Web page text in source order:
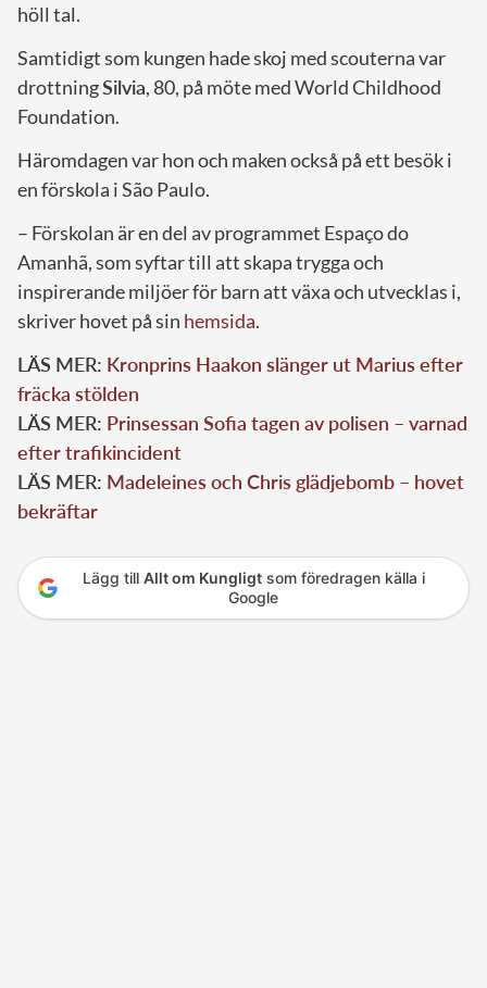
höll tal.
Samtidigt som kungen hade skoj med scouterna var
drottningSilvia, 80, på möte med World Childhood
Foundation.
Häromdagen var hon och maken också på ett besök i
en förskola i São Paulo.
– Förskolan är en del av programmet Espaço do
Amanhã, som syftar till att skapa trygga och
inspirerande miljöer för barn att växa och utvecklas i,
skriver hovet på sin hemsida.
LÄS MER: Kronprins Haakon slänger ut Marius efter
fräcka stölden
LÄS MER: Prinsessan Sofia tagen av polisen – varnad
efter trafikincident
LÄS MER: Madeleines och Chris glädjebomb – hovet
bekräftar
Lägg till Allt om Kungligtsom föredragen källa i
Google